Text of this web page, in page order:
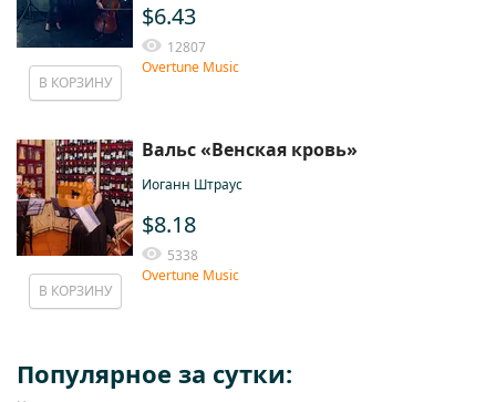
В КОРЗИНУ
$6.43
12807
Overtune Music
В КОРЗИНУ
Вальс «Венская кровь»
Иоганн Штраус
$8.18
5338
Overtune Music
Популярное за сутки: